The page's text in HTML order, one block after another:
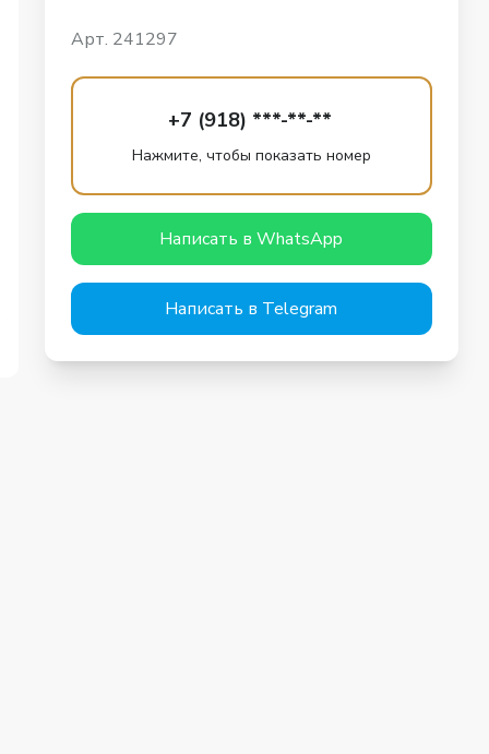
Арт. 241297
+7 (918) ***-**-**
Нажмите, чтобы показать номер
Написать в WhatsApp
Написать в Telegram